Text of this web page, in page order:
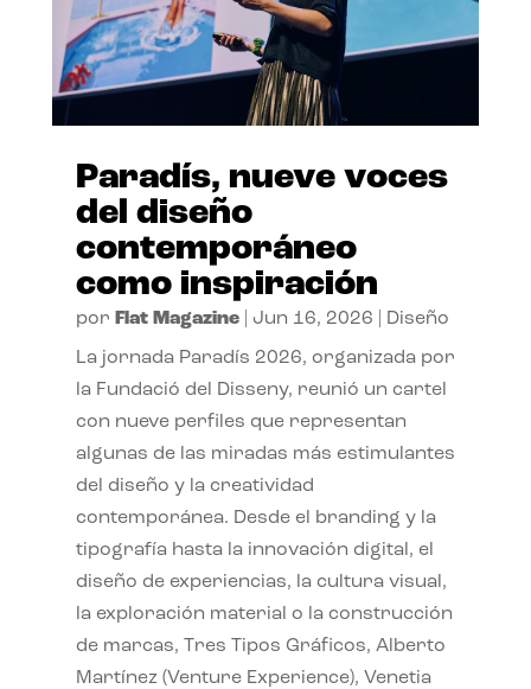
Paradís, nueve voces
del diseño
contemporáneo
como inspiración
por Flat Magazine| Jun 16, 2026 Diseño
La jornada Paradís 2026, organizada por
la Fundació del Disseny, reunió un cartel
con nueve perfiles que representan
algunas de las miradas más estimulantes
del diseño y la creatividad
contemporánea. Desde el branding y la
tipografía hasta la innovación digital, el
diseño de experiencias, la cultura visual,
la exploración material o la construcción
de marcas, Tres Tipos Gráficos, Alberto
Martínez (Venture Experience), Venetia